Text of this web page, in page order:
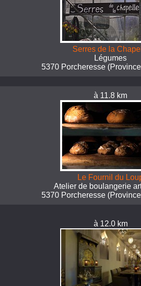
Serres de la
Légumes
5370 Porcheresse
à 11.8 km
Le Fournil du
Atelier de boulangerie
5370 Porcheresse
à 12.0 km